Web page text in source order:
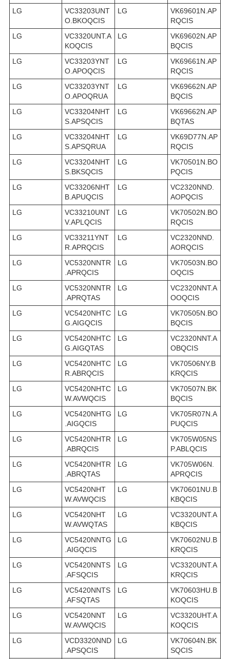
LG
VC33203UNT
O.BKOQCIS
LG
VK69601N.AP
RQCIS
LG
VC3320UNT.A
KOQCIS
LG
VK69602N.AP
BQCIS
LG
VC33203YNT
O.APOQCIS
LG
VK69661N.AP
RQCIS
LG
VC33203YNT
O.APOQRUA
LG
VK69662N.AP
BQCIS
LG
VC33204NHT
S.APSQCIS
LG
VK69662N.AP
BQTAS
LG
VC33204NHT
S.APSQRUA
LG
VK69D77N.AP
RQCIS
LG
VC33204NHT
S.BKSQCIS
LG
VK70501N.BO
PQCIS
LG
VC33206NHT
B.APUQCIS
LG
VC2320NND.
AOPQCIS
LG
VC33210UNT
V.APLQCIS
LG
VK70502N.BO
RQCIS
LG
VC33211YNT
R.APRQCIS
LG
VC2320NND.
AORQCIS
LG
VC5320NNTR
.APRQCIS
LG
VK70503N.BO
OQCIS
LG
VC5320NNTR
.APRQTAS
LG
VC2320NNT.A
OOQCIS
LG
VC5420NHTC
G.AIGQCIS
LG
VK70505N.BO
BQCIS
LG
VC5420NHTC
G.AIGQTAS
LG
VC2320NNT.A
OBQCIS
LG
VC5420NHTC
R.ABRQCIS
LG
VK70506NY.B
KRQCIS
LG
VC5420NHTC
W.AVWQCIS
LG
VK70507N.BK
BQCIS
LG
VC5420NHTG
.AIGQCIS
LG
VK705R07N.A
PUQCIS
LG
VC5420NHTR
.ABRQCIS
LG
VK705W05NS
P.ABLQCIS
LG
VC5420NHTR
.ABRQTAS
LG
VK705W06N.
APRQCIS
LG
VC5420NHT
W.AVWQCIS
LG
VK70601NU.B
KBQCIS
LG
VC5420NHT
W.AVWQTAS
LG
VC3320UNT.A
KBQCIS
LG
VC5420NNTG
.AIGQCIS
LG
VK70602NU.B
KRQCIS
LG
VC5420NNTS
.AFSQCIS
LG
VC3320UNT.A
KRQCIS
LG
VC5420NNTS
.AFSQTAS
LG
VK70603HU.B
KOQCIS
LG
VC5420NNT
W.AVWQCIS
LG
VC3320UHT.A
KOQCIS
LG
VCD3320NND
.APSQCIS
LG
VK70604N.BK
SQCIS